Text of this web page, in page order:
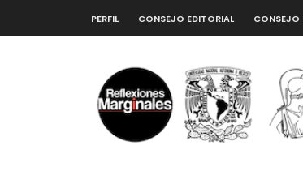
PERFIL CONSEJO EDITORIAL CONSEJO